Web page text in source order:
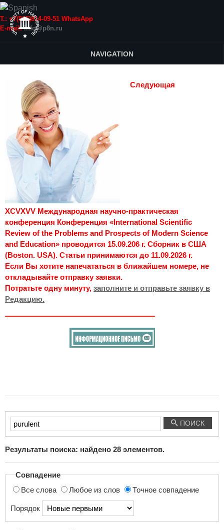
Т.: +7(915)814-09-51 WhatsApp
E-mail:info@p8n.ru
NAVIGATION
Следующая
XCVXVV Международная научно-практическая
конференция Конференция «International Scientific
Review of the Problems and Prospects of Modern Science
and Education» проводится 15.09.206 г. Сборник в США
(Boston. USA). Статьи принимаются до 11.09.2026 г.
Если Вы хотите напечататься в ближайшем номере, не
откладывайте отправку заявки.
Потратьте одну минуту, заполните и отправьте заявку в
Редакцию.
Введите
текст
поиска...
ПОИСК
Результаты поиска: найдено 28 элементов.
Совпадение
Все слова
Любое из слов Точное совпадение
Порядок